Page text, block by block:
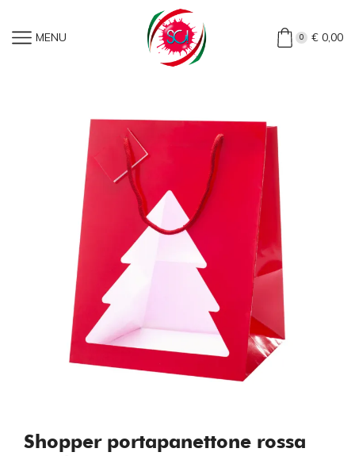
MENU 0 €0,00
Shopper Portapanettone Rossa Con Finestra
(50 Pezzi)
Shopper portapanettone rossa